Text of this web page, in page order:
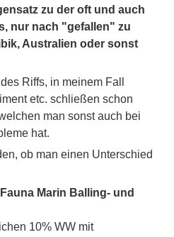
zu der oft und auch
nur nach "gefallen" zu
Australien oder sonst
Riffs, in meinem Fall
etc. schließen schon
man sonst auch bei
hat.
ob man einen Unterschied
Marin Balling- und
10% WW mit